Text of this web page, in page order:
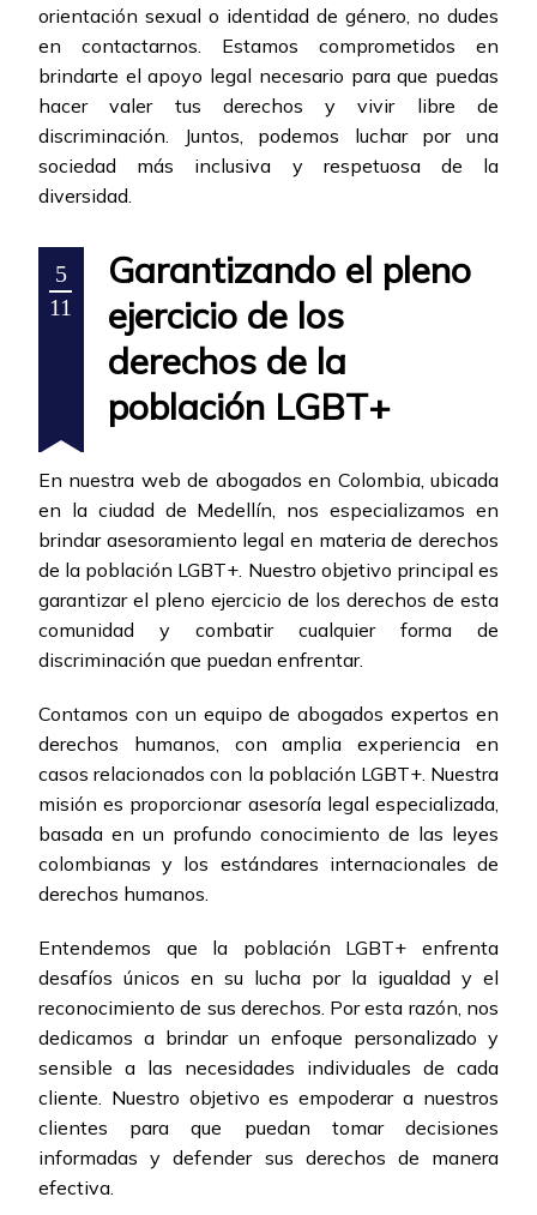
orientación sexual o identidad de género, no dudes
en contactarnos. Estamos comprometidos en
brindarte el apoyo legal necesario para que puedas
hacer valer tus derechos y vivir libre de
discriminación. Juntos, podemos luchar por una
sociedad más inclusiva y respetuosa de la
diversidad.
5
11
Garantizando el pleno
ejercicio de los
derechos de la
población LGBT+
En nuestra web de abogados en Colombia, ubicada
en la ciudad de Medellín, nos especializamos en
brindar asesoramiento legal en materia de derechos
de la población LGBT+. Nuestro objetivo principal es
garantizar el pleno ejercicio de los derechos de esta
comunidad y combatir cualquier forma de
discriminación que puedan enfrentar.
Contamos con un equipo de abogados expertos en
derechos humanos, con amplia experiencia en
casos relacionados con la población LGBT+. Nuestra
misión es proporcionar asesoría legal especializada,
basada en un profundo conocimiento de las leyes
colombianas y los estándares internacionales de
derechos humanos.
Entendemos que la población LGBT+ enfrenta
desafíos únicos en su lucha por la igualdad y el
reconocimiento de sus derechos. Por esta razón, nos
dedicamos a brindar un enfoque personalizado y
sensible a las necesidades individuales de cada
cliente. Nuestro objetivo es empoderar a nuestros
clientes para que puedan tomar decisiones
informadas y defender sus derechos de manera
efectiva.